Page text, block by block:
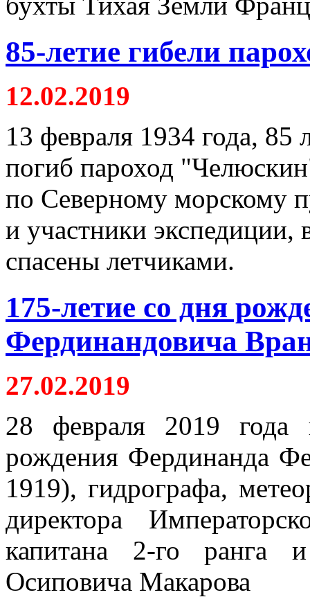
85-летие гибели
12.02.2019
13 февраля 1934 года, 85
погиб пароход
по Северному морскому
и участники
спасены летчиками.
175-летие со дня
Фердинандовича
27.02.2019
28 февраля 2019 года
рождения Фердинанда
1919), гидрографа,
директора
капитана 2-го ранга
Осиповича Макарова